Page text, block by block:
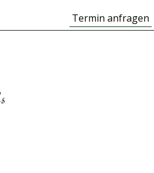
Termin anfragen